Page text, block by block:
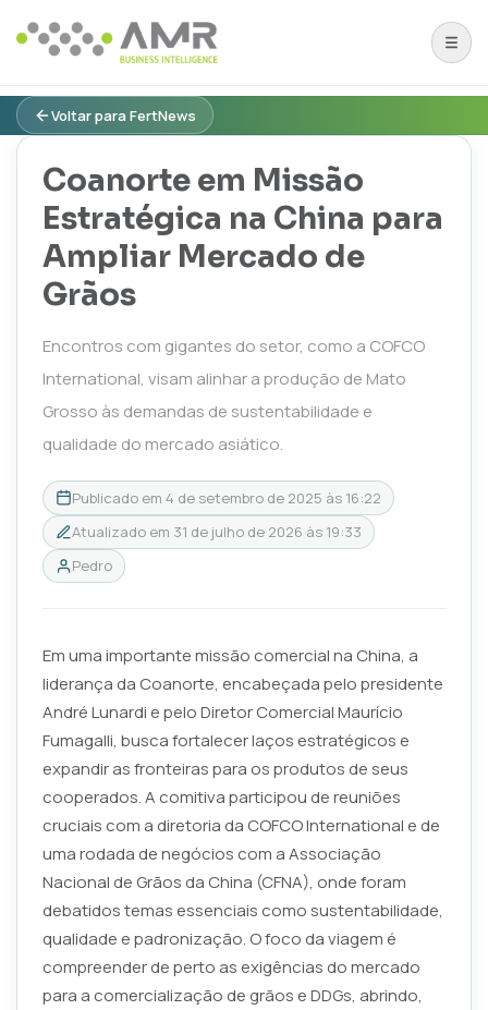
Voltar para FertNews
Coanorte em Missão
Estratégica na China para
Ampliar Mercado de
Grãos
Encontros com gigantes do setor, como a COFCO
International, visam alinhar a produção de Mato
Grosso às demandas de sustentabilidade e
qualidade do mercado asiático.
Publicado em 4 de setembro de 2025 às 16:22
Atualizado em 31 de julho de 2026 às 19:33
Pedro
Em uma importante missão comercial na China, a
liderança da Coanorte, encabeçada pelo presidente
André Lunardi e pelo Diretor Comercial Maurício
Fumagalli, busca fortalecer laços estratégicos e
expandir as fronteiras para os produtos de seus
cooperados. A comitiva participou de reuniões
cruciais com a diretoria da COFCO International e de
uma rodada de negócios com a Associação
Nacional de Grãos da China (CFNA), onde foram
debatidos temas essenciais como sustentabilidade,
qualidade e padronização. O foco da viagem é
compreender de perto as exigências do mercado
para a comercialização de grãos e DDGs, abrindo,